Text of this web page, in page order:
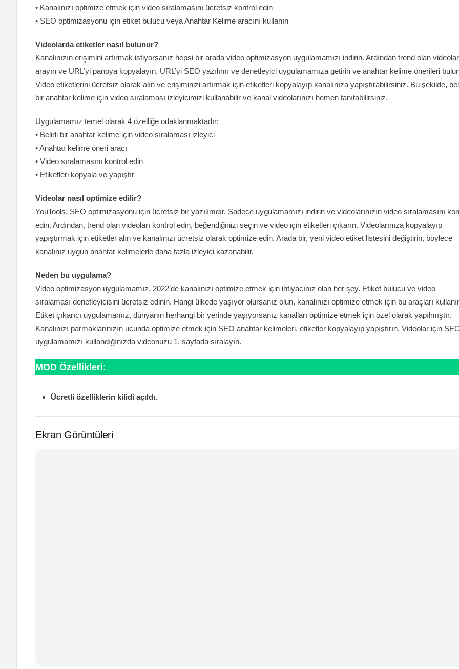
• Kanalınızı optimize etmek için video sıralamasını ücretsiz kontrol edin
• SEO optimizasyonu için etiket bulucu veya Anahtar Kelime aracını kullanın
Videolarda etiketler nasıl bulunur?
Kanalınızın erişimini artırmak istiyorsanız hepsi bir arada video optimizasyon uygulamamızı indirin. Ardından trend olan
arayın ve URL’yi panoya kopyalayın. URL’yi SEO yazılımı ve denetleyici uygulamamıza getirin ve anahtar kelime önerileri
Video etiketlerini ücretsiz olarak alın ve erişiminizi artırmak için etiketleri kopyalayıp kanalınıza yapıştırabilirsiniz. Bu şekilde,
bir anahtar kelime için video sıralaması izleyicimizi kullanabilir ve kanal videolarınızı hemen tanıtabilirsiniz.
Uygulamamız temel olarak 4 özelliğe odaklanmaktadır:
• Belirli bir anahtar kelime için video sıralaması izleyici
• Anahtar kelime öneri aracı
• Video sıralamasını kontrol edin
• Etiketleri kopyala ve yapıştır
Videolar nasıl optimize edilir?
YouTools, SEO optimizasyonu için ücretsiz bir yazılımdır. Sadece uygulamamızı indirin ve videolarınızın video sıralamasını
edin. Ardından, trend olan videoları kontrol edin, beğendiğinizi seçin ve video için etiketleri çıkarın. Videolarınıza kopyalayıp
yapıştırmak için etiketler alın ve kanalınızı ücretsiz olarak optimize edin. Arada bir, yeni video etiket listesini değiştirin, böylece
kanalınız uygun anahtar kelimelerle daha fazla izleyici kazanabilir.
Neden bu uygulama?
Video optimizasyon uygulamamız, 2022’de kanalınızı optimize etmek için ihtiyacınız olan her şey. Etiket bulucu ve video
sıralaması denetleyicisini ücretsiz edinin. Hangi ülkede yaşıyor olursanız olun, kanalınızı optimize etmek için bu araçları
Etiket çıkarıcı uygulamamız, dünyanın herhangi bir yerinde yaşıyorsanız kanalları optimize etmek için özel olarak yapılmıştır.
Kanalınızı parmaklarınızın ucunda optimize etmek için SEO anahtar kelimeleri, etiketler kopyalayıp yapıştırın. Videolar için
uygulamamızı kullandığınızda videonuzu 1. sayfada sıralayın.
MOD Özellikleri:
Ücretli özelliklerin kilidi açıldı.
Ekran Görüntüleri